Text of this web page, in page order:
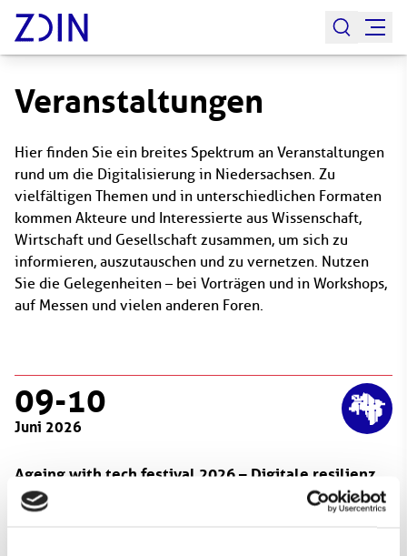
Veranstaltungen
Hier finden Sie ein breites Spektrum an Veranstaltungen
rund um die Digitalisierung in Niedersachsen. Zu
vielfältigen Themen und in unterschiedlichen Formaten
kommen Akteure und Interessierte aus Wissenschaft,
Wirtschaft und Gesellschaft zusammen, um sich zu
informieren, auszutauschen und zu vernetzen. Nutzen
Sie die Gelegenheiten – bei Vorträgen und in Workshops,
auf Messen und vielen anderen Foren.
09-10
Juni 2026
Ageing with tech festival 2026 – Digitale resilienz
für menschen ab 50